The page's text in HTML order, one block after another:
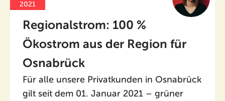
2021
Regionalstrom: 100 %
Ökostrom aus der Region für
Osnabrück
Für alle unsere Privatkunden in Osnabrück
gilt seit dem 01. Januar 2021 – grüner